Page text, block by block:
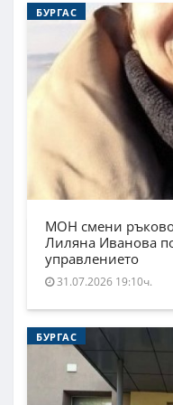
БУРГАС
МОН смени
Лиляна Иванова
управлението
31.07.2026 19:10ч.
БУРГАС